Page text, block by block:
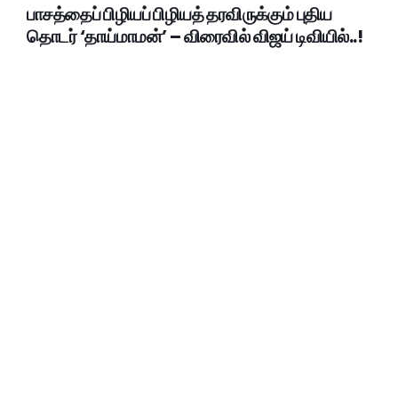
பாசத்தைப் பிழியப் பிழியத் தரவிருக்கும் புதிய
தொடர் ‘தாய்மாமன்’ – விரைவில் விஜய் டிவியில்..!